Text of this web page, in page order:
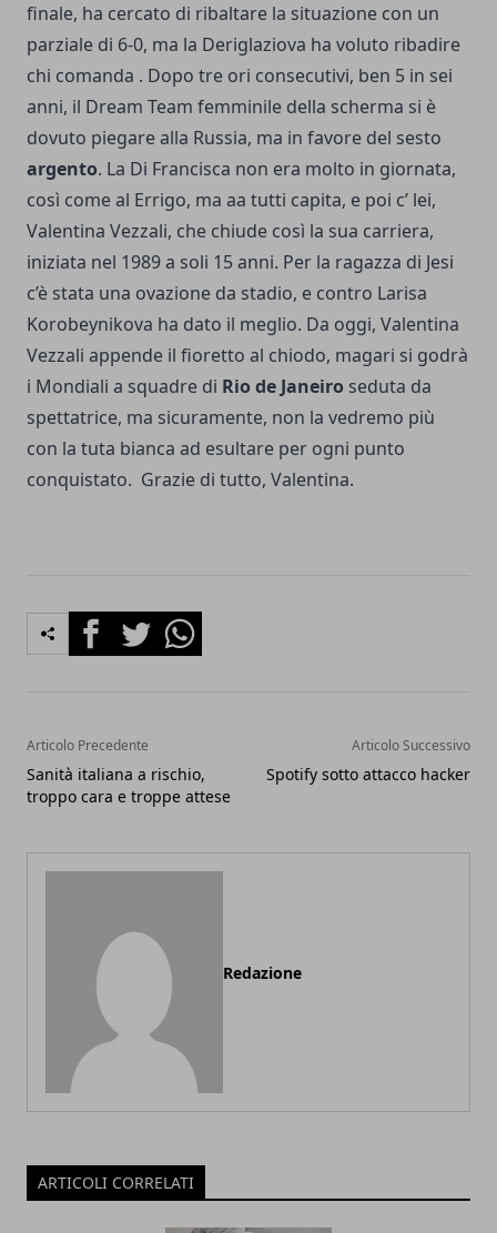
finale, ha cercato di ribaltare la situazione con un
parziale di 6-0, ma la Deriglaziova ha voluto ribadire
chi comanda . Dopo tre ori consecutivi, ben 5 in sei
anni, il Dream Team femminile della scherma si è
dovuto piegare alla Russia, ma in favore del sesto
argento. La Di Francisca non era molto in giornata,
così come al Errigo, ma aa tutti capita, e poi c’ lei,
Valentina Vezzali, che chiude così la sua carriera,
iniziata nel 1989 a soli 15 anni. Per la ragazza di Jesi
c’è stata una ovazione da stadio, e contro Larisa
Korobeynikova ha dato il meglio. Da oggi, Valentina
Vezzali appende il fioretto al chiodo, magari si godrà
i Mondiali a squadre di Rio de Janeiro seduta da
spettatrice, ma sicuramente, non la vedremo più
con la tuta bianca ad esultare per ogni punto
conquistato. Grazie di tutto, Valentina.
FacebookTwitterWhatsapp
Articolo Precedente
Sanità italiana a rischio,
troppo cara e troppe attese
Articolo Successivo
Spotify sotto attacco hacker
Redazione
ARTICOLI CORRELATI